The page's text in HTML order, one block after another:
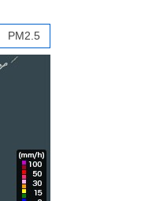
PM2.5